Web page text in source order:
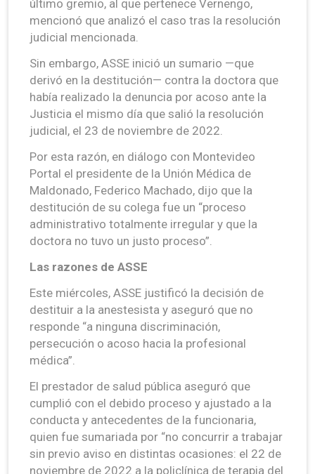
último gremio, al que pertenece Vernengo,
mencionó que analizó el caso tras la resolución
judicial mencionada.
Sin embargo, ASSE inició un sumario —que
derivó en la destitución— contra la doctora que
había realizado la denuncia por acoso ante la
Justicia el mismo día que salió la resolución
judicial, el 23 de noviembre de 2022.
Por esta razón, en diálogo con Montevideo
Portal el presidente de la Unión Médica de
Maldonado, Federico Machado, dijo que la
destitución de su colega fue un “proceso
administrativo totalmente irregular y que la
doctora no tuvo un justo proceso”.
Las razones de ASSE
Este miércoles, ASSE justificó la decisión de
destituir a la anestesista y aseguró que no
responde “a ninguna discriminación,
persecución o acoso hacia la profesional
médica”.
El prestador de salud pública aseguró que
cumplió con el debido proceso y ajustado a la
conducta y antecedentes de la funcionaria,
quien fue sumariada por “no concurrir a trabajar
sin previo aviso en distintas ocasiones: el 22 de
noviembre de 2022 a la policlínica de terapia del